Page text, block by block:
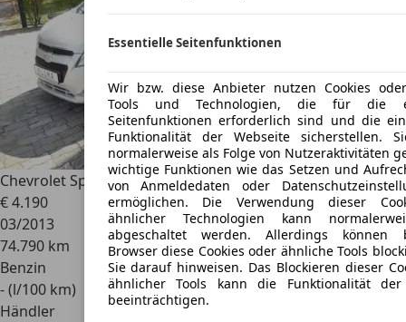
Chevrolet Spark1.0 KLIMA*TÜV+SERVICE NEU*
€ 4.190
03/2013
74.790 km
Benzin
- (l/100 km)
Händler
Essentielle Seitenfunktionen
Wir bzw. diese Anbieter nutzen Cookies
Tools und Technologien, die für die
Seitenfunktionen erforderlich sind und die
Funktionalität der Webseite sicherstellen.
normalerweise als Folge von Nutzeraktivitäten
wichtige Funktionen wie das Setzen und
von Anmeldedaten oder
ermöglichen. Die Verwendung dieser
ähnlicher Technologien kann
abgeschaltet werden. Allerdings können
Browser diese Cookies oder ähnliche Tools
Sie darauf hinweisen. Das Blockieren dieser
ähnlicher Tools kann die Funktionalität der
beeinträchtigen.